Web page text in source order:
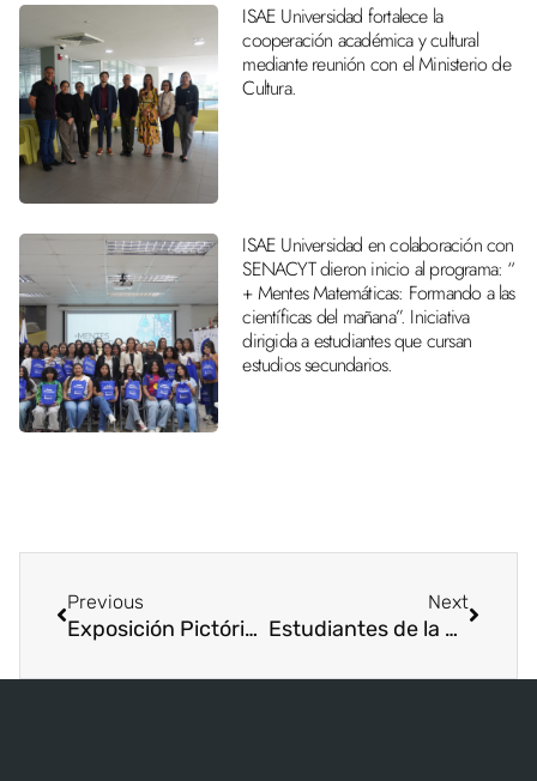
ISAE Universidad fortalece la
cooperación académica y cultural
mediante reunión con el Ministerio de
Cultura.
ISAE Universidad en colaboración con
SENACYT dieron inicio al programa: “
+ Mentes Matemáticas: Formando a las
científicas del mañana”. Iniciativa
dirigida a estudiantes que cursan
estudios secundarios.
Previous
Exposición Pictórica “Surrealismo Histórico” en el Campus Central
Next
Estudiantes de la Sede de Santiago Visitaron los Archivos Nacionales del Registro Público de Veraguas